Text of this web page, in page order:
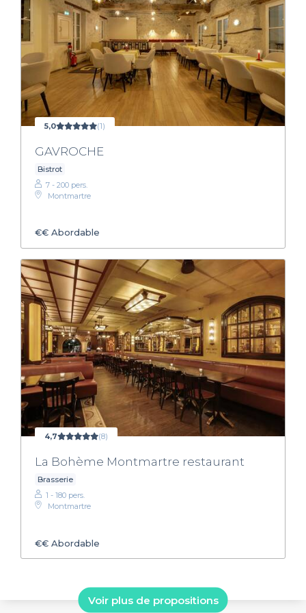
5,0 (1)
GAVROCHE
Bistrot
7 - 200 pers.
Montmartre
€€ Abordable
4,7 (8)
La Bohème Montmartre restaurant
Brasserie
1 - 180 pers.
Montmartre
€€ Abordable
Voir plus de propositions